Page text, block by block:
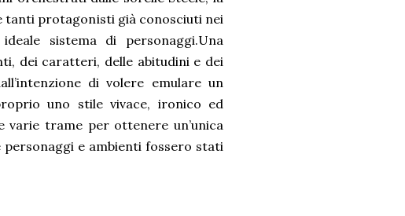
tanti protagonisti già conosciuti nei
sistema di personaggi.Una
dei caratteri, delle abitudini e dei
di volere emulare un
uno stile vivace, ironico ed
varie trame per ottenere un’unica
e ambienti fossero stati